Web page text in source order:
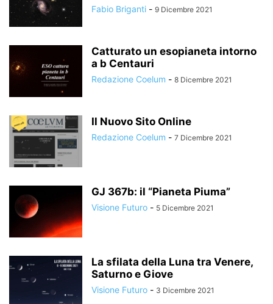
Fabio Briganti - 9 Dicembre 2021
Catturato un esopianeta intorno
a b Centauri
Redazione Coelum - 8 Dicembre 2021
Il Nuovo Sito Online
Redazione Coelum - 7 Dicembre 2021
GJ 367b: il “Pianeta Piuma”
Visione Futuro - 5 Dicembre 2021
La sfilata della Luna tra Venere,
Saturno e Giove
Visione Futuro - 3 Dicembre 2021